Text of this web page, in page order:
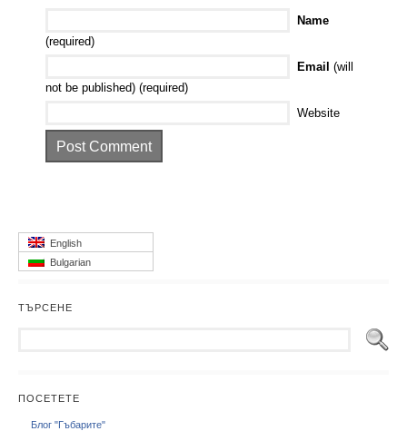
Name
(required)
Email (will
not be published) (required)
Website
English
Bulgarian
ТЪРСЕНЕ
ПОСЕТЕТЕ
Блог "Гъбарите"